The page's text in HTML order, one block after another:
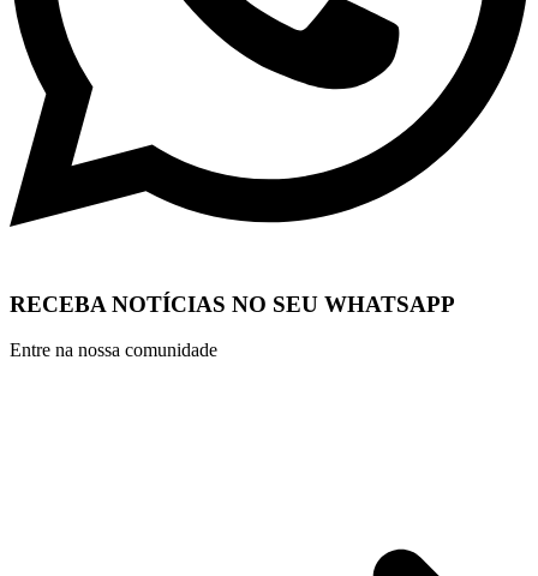
RECEBA NOTÍCIAS NO SEU WHATSAPP
Entre na nossa comunidade